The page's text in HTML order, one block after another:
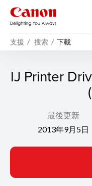
支援 搜索 下載
IJ Printer
最後更新
2013年9月5日